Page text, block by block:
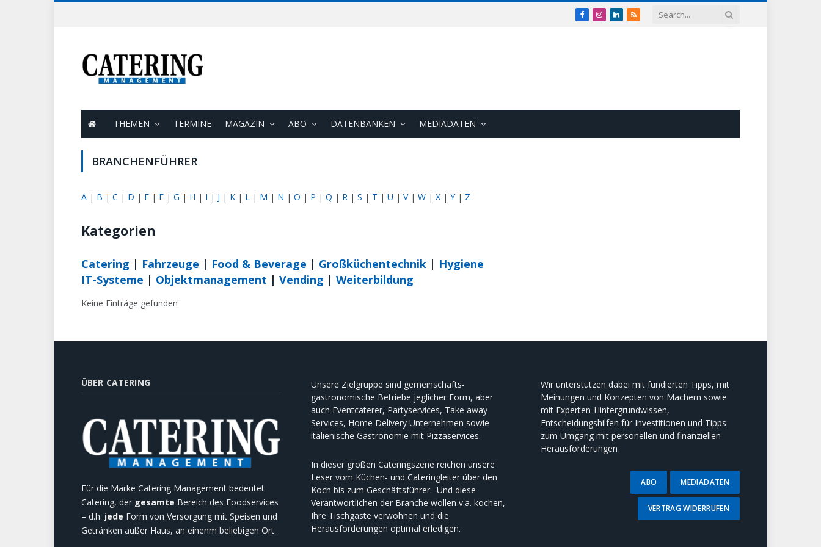
Facebook
Instagram
LinkedIn
RSS
THEMEN TERMINE MAGAZIN ABO DATENBANKEN MEDIADATEN
BRANCHENFÜHRER
A | B | C | D | E | F | G | H | I | J | K | L | M | N | O | P | Q | R | S | T | U | V| W | X | Y| Z
Kategorien
Catering | Fahrzeuge | Food & Beverage | Großküchentechnik | Hygiene
IT-Systeme | Objektmanagement | Vending | Weiterbildung
Keine Einträge gefunden
ÜBER CATERING
Für die Marke Catering Management bedeutet
Catering, der gesamte Bereich des Foodservices
– d.h. jede Form von Versorgung mit Speisen und
Getränken außer Haus, an einenm beliebigen Ort.
Unsere Zielgruppe sind gemeinschafts-
gastronomische Betriebe jeglicher Form, aber
auch Eventcaterer, Partyservices, Take away
Services, Home Delivery Unternehmen sowie
italienische Gastronomie mit Pizzaservices.
In dieser großen Cateringszene reichen unsere
Leser vom Küchen- und Cateringleiter über den
Koch bis zum Geschäftsführer. Und diese
Verantwortlichen der Branche wollen v.a. kochen,
Ihre Tischgäste verwöhnen und die
Herausforderungen optimal erledigen.
Wir unterstützen dabei mit fundierten Tipps, mit
Meinungen und Konzepten von Machern sowie
mit Experten-Hintergrundwissen,
Entscheidungshilfen für Investitionen und Tipps
zum Umgang mit personellen und finanziellen
Herausforderungen
MEDIADATEN
ABO
VERTRAG WIDERRUFEN